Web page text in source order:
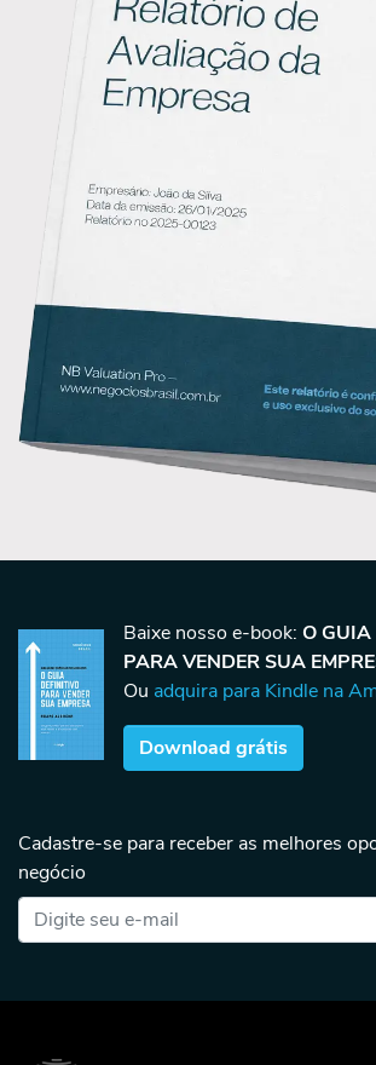
Baixe nosso e-book: O
PARA VENDER SUA
Ou adquira para Kindle na
Download grátis
Cadastre-se para receber as melhores
negócio